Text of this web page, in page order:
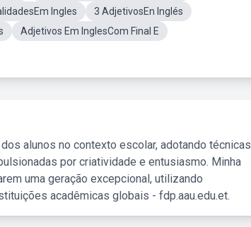
Ingles
3 AdjetivosEn Inglés
Adjetivos Em InglesCom Final E
alunos no contexto escolar, adotando técnicas
por criatividade e entusiasmo. Minha
uma geração excepcional, utilizando
acadêmicas globais - fdp.aau.edu.et.